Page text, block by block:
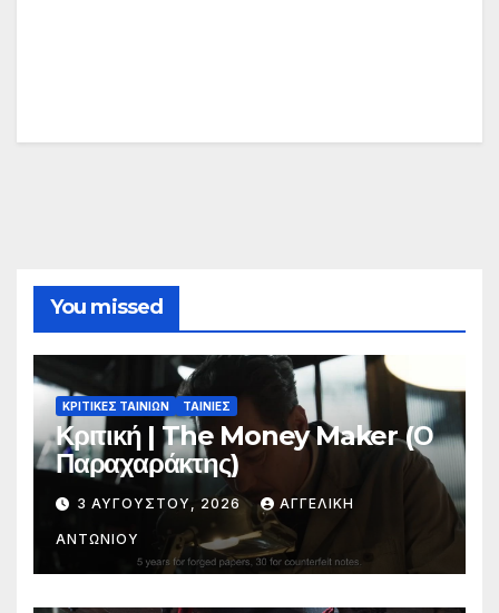
You missed
ΚΡΙΤΙΚΕΣ ΤΑΙΝΙΩΝ ΤΑΙΝΙΕΣ
Κριτική | The Money Maker (Ο
Παραχαράκτης)
3 ΑΥΓΟΎΣΤΟΥ, 2026 ΑΓΓΕΛΙΚΉ
ΑΝΤΩΝΊΟΥ